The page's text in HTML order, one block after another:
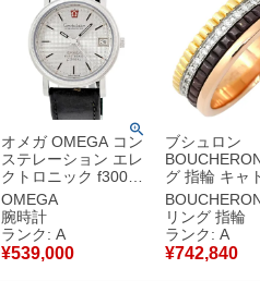
オメガ OMEGA コン
ステレーション エレ
クトロニック f300
198.0022 メーカー
OH済 音叉 Cal.1250
デイト メンズ 腕時計
クオーツ シルバー
【中古】中古美品
OMEGA
腕時計
ランク: A
¥539,000
ブシュロン
グ 指輪 キャ
ラシック スモ
カラー #T54
ダイヤ 13.5号
JRG00627 【
中古美品
リング 指輪
ランク: A
¥742,840